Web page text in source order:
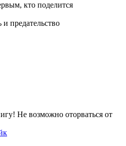
кто поделится
предательство
Не возможно оторваться от